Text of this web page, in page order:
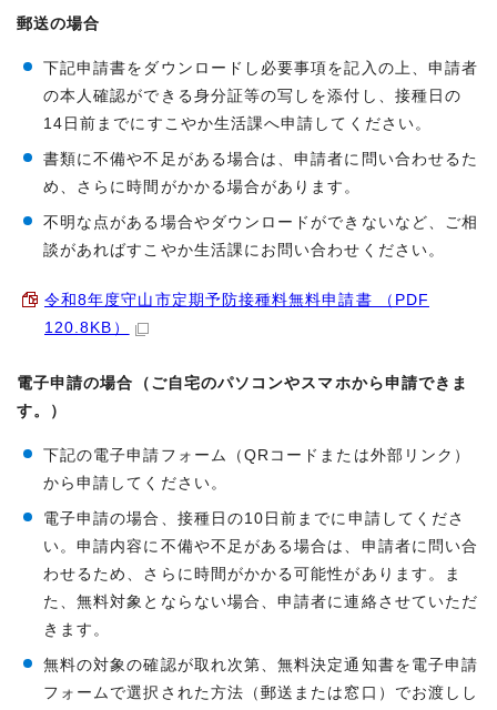
郵送の場合
下記申請書をダウンロードし必要事項を記入の上、申請者
の本人確認ができる身分証等の写しを添付し、接種日の
14日前までにすこやか生活課へ申請してください。
書類に不備や不足がある場合は、申請者に問い合わせるた
め、さらに時間がかかる場合があります。
不明な点がある場合やダウンロードができないなど、ご相
談があればすこやか生活課にお問い合わせください。
令和8年度守山市定期予防接種料無料申請書 （PDF
120.8KB）
電子申請の場合（ご自宅のパソコンやスマホから申請できま
す。）
下記の電子申請フォーム（QRコードまたは外部リンク）
から申請してください。
電子申請の場合、接種日の10日前までに申請してくださ
い。申請内容に不備や不足がある場合は、申請者に問い合
わせるため、さらに時間がかかる可能性があります。ま
た、無料対象とならない場合、申請者に連絡させていただ
きます。
無料の対象の確認が取れ次第、無料決定通知書を電子申請
フォームで選択された方法（郵送または窓口）でお渡しし